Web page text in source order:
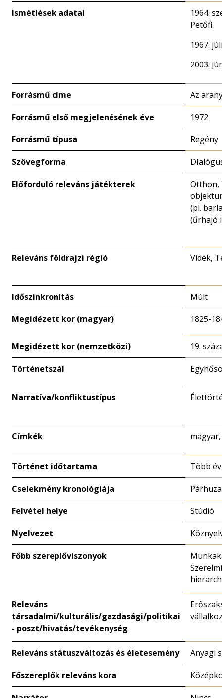
Ismétlések adatai
1964.
Petőfi.
1967.
2003.
Forrásmű címe Az
Forrásmű első megjelenésének éve 1972
Forrásmű típusa Regény
Szövegforma
Előforduló releváns játékterek
Otthon,
(pl.
(űrhajó
Releváns földrajzi régió Vidék,
Időszinkronitás Múlt
Megidézett kor (magyar) 1825-
Megidézett kor (nemzetközi) 19.
Történetszál
Narratíva/konfliktustípus
Címkék
Történet időtartama Több
Cselekmény kronológiája
Felvétel helye Stúdió
Nyelvezet
Főbb szereplőviszonyok
Releváns
társadalmi/kulturális/gazdasági/politikai
- poszt/hivatás/tevékenység
Releváns státuszváltozás és életesemény Anyagi
Főszereplők releváns kora